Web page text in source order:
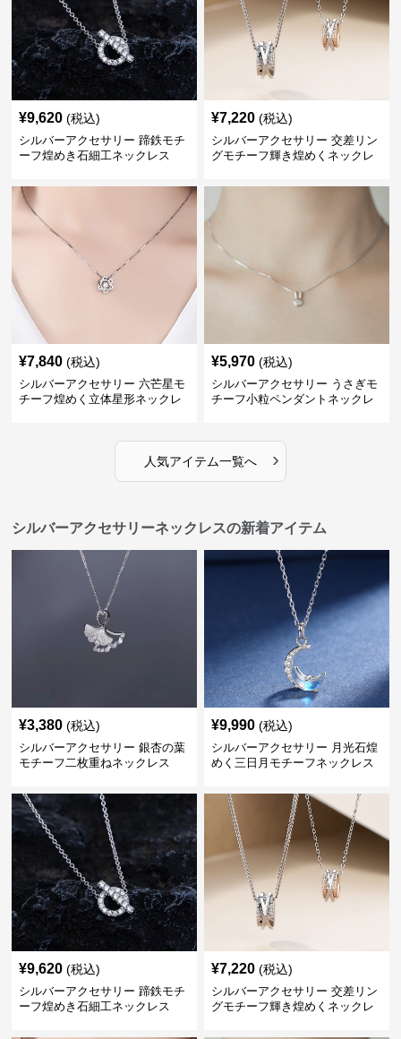
¥9,620 (税込)
シルバーアクセサリー 蹄鉄モチ
ーフ煌めき石細工ネックレス
¥7,220 (税込)
シルバーアクセサリー 交差リン
グモチーフ輝き煌めくネックレ
¥7,840 (税込)
シルバーアクセサリー 六芒星モ
チーフ煌めく立体星形ネックレ
¥5,970 (税込)
シルバーアクセサリー うさぎモ
チーフ小粒ペンダントネックレ
人気アイテム一覧へ ›
シルバーアクセサリーネックレスの新着アイテム
¥3,380 (税込)
シルバーアクセサリー 銀杏の葉
モチーフ二枚重ねネックレス
¥9,990 (税込)
シルバーアクセサリー 月光石煌
めく三日月モチーフネックレス
¥9,620 (税込)
シルバーアクセサリー 蹄鉄モチ
ーフ煌めき石細工ネックレス
¥7,220 (税込)
シルバーアクセサリー 交差リン
グモチーフ輝き煌めくネックレ